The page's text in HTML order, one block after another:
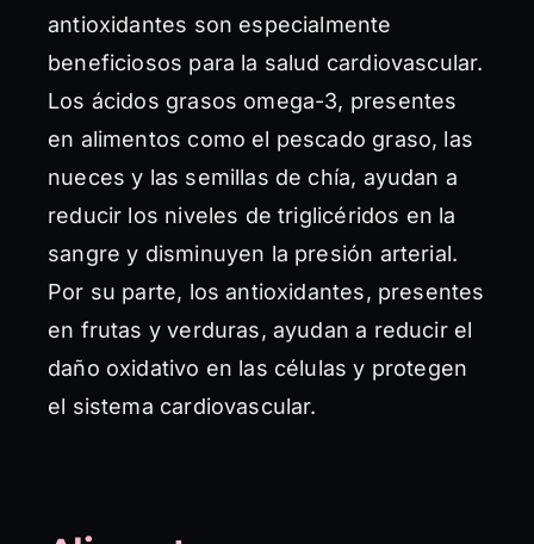
antioxidantes son especialmente
beneficiosos para la salud cardiovascular.
Los ácidos grasos omega-3, presentes
en alimentos como el pescado graso, las
nueces y las semillas de chía, ayudan a
reducir los niveles de triglicéridos en la
sangre y disminuyen la presión arterial.
Por su parte, los antioxidantes, presentes
en frutas y verduras, ayudan a reducir el
daño oxidativo en las células y protegen
el sistema cardiovascular.